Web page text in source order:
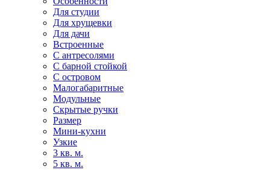
Для студии
Для хрущевки
Для дачи
Встроенные
С антресолями
С барной стойкой
С островом
Малогабаритные
Модульные
Скрытые ручки
Размер
Мини-кухни
Узкие
3 кв. м.
5 кв. м.